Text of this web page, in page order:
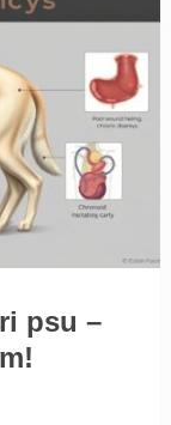
psu –